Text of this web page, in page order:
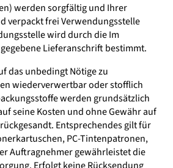
werden sorgfältig und Ihrer
verpackt frei Verwendungsstelle
wird durch die Im
Lieferanschrift bestimmt.
das unbedingt Nötige zu
wiederverwertbar oder stofflich
werden grundsätzlich
seine Kosten und ohne Gewähr auf
Entsprechendes gilt für
PC-Tintenpatronen,
Auftragnehmer gewährleistet die